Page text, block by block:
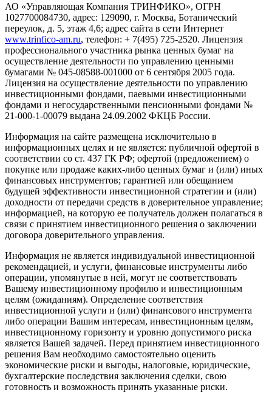
АО «Управляющая Компания ТРИНФИКО», ОГРН
1027700084730, адрес: 129090, г. Москва, Ботанический
переулок, д. 5, этаж 4,6; адрес сайта в сети Интернет
www.trinfico-аm.ru, телефон: + 7(495) 725-2520. Лицензия
профессионального участника рынка ценных бумаг на
осуществление деятельности по управлению ценными
бумагами № 045-08588-001000 от 6 сентября 2005 года.
Лицензия на осуществление деятельности по управлению
инвестиционными фондами, паевыми инвестиционными
фондами и негосударственными пенсионными фондами №
21-000-1-00079 выдана 24.09.2002 ФКЦБ России.
Информация на сайте размещена исключительно в
информационных целях и не является: публичной офертой в
соответствии со ст. 437 ГК РФ; офертой (предложением) о
покупке или продаже каких-либо ценных бумаг и (или) иных
финансовых инструментов; гарантией или обещанием
будущей эффективности инвестиционной стратегии и (или)
доходности от передачи средств в доверительное управление;
информацией, на которую ее получатель должен полагаться в
связи с принятием инвестиционного решения о заключении
договора доверительного управления.
Информация не является индивидуальной инвестиционной
рекомендацией, и услуги, финансовые инструменты либо
операции, упомянутые в ней, могут не соответствовать
Вашему инвестиционному профилю и инвестиционным
целям (ожиданиям). Определение соответствия
инвестиционной услуги и (или) финансового инструмента
либо операции Вашим интересам, инвестиционным целям,
инвестиционному горизонту и уровню допустимого риска
является Вашей задачей. Перед принятием инвестиционного
решения Вам необходимо самостоятельно оценить
экономические риски и выгоды, налоговые, юридические,
бухгалтерские последствия заключения сделки, свою
готовность и возможность принять указанные риски.